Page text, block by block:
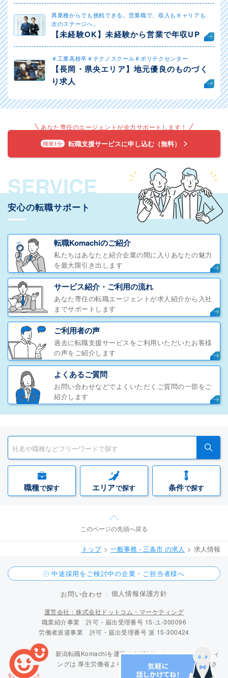
異業種からでも挑戦できる。営業職で、収入もキャリアも
次のステージへ。
【未経験OK】未経験から営業で年収UP
＃工業高校卒＃テクノスクール＃ポリテクセンター
【長岡・県央エリア】地元優良のものづく
り求人
あなた専任のエージェントが全力サポートします！
簡単1分 転職支援サービスに申し込む（無料）
SERVICE
安心の転職サポート
転職Komachiのご紹介
私たちはあなたと紹介企業の間に入りあなたの魅力
を最大限引き出します
サービス紹介・ご利用の流れ
あなた専任の転職エージェントが求人紹介から入社
までサポートします
ご利用者の声
過去に転職支援サービスをご利用いただいたお客様
の声をご紹介します
よくあるご質問
お問い合わせなどでよくいただくご質問の一部をご
紹介します
職種で探す エリアで探す 条件で探す
このページの先頭へ戻る
トップ 一般事務 - 三条市 の求人 求人情報
中途採用をご検討中の企業・ご担当者様へ
お問い合わせ 個人情報保護方針
運営会社：株式会社ドットコム・マーケティング
職業紹介事業 許可・届出受理番号 15-ユ-300096
労働者派遣事業 許可・届出受理番号 派 15-300424
新潟転職Komachiを運営する(株)ドットコム・マーケティ
ングは 厚生労働省より「職業紹介優良事業者」に認定さ
れています